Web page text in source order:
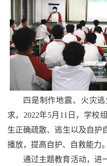
四是制作地震、火灾
求，2022年5月11日，学校
生正确疏散、逃生以及自护
播放，提高自护、自救能力。
通过主题教育活动，进